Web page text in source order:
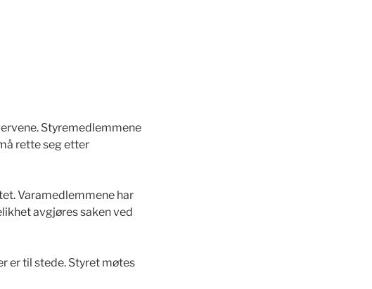
Styremedlemmene
rette seg etter
Varamedlemmene har
avgjøres saken ved
er til stede. Styret møtes